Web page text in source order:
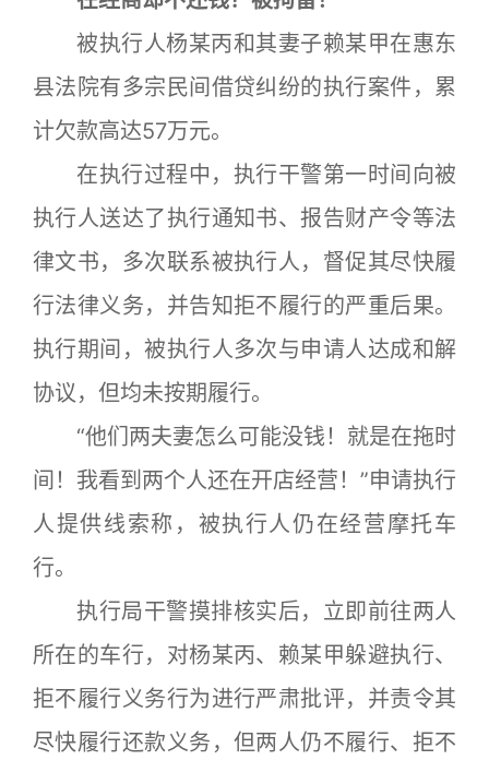
被执行人杨某丙和其妻子赖某甲在惠东
县法院有多宗民间借贷纠纷的执行案件，累
计欠款高达57万元。
在执行过程中，执行干警第一时间向被
执行人送达了执行通知书、报告财产令等法
律文书，多次联系被执行人，督促其尽快履
行法律义务，并告知拒不履行的严重后果。
执行期间，被执行人多次与申请人达成和解
协议，但均未按期履行。
“他们两夫妻怎么可能没钱！就是在拖时
间！我看到两个人还在开店经营！”申请执行
人提供线索称，被执行人仍在经营摩托车
行。
执行局干警摸排核实后，立即前往两人
所在的车行，对杨某丙、赖某甲躲避执行、
拒不履行义务行为进行严肃批评，并责令其
尽快履行还款义务，但两人仍不履行、拒不